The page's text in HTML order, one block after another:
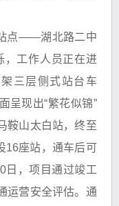
点——湖北路二中
，工作人员正在进
三层侧式站台车
呈现出“繁花似锦”
鞍山太白站，终至
16座站，通车后可
日，项目通过竣工
运营安全评估。通